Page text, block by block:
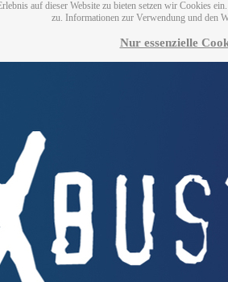
auf dieser Website zu bieten setzen wir Cookies
zu. Informationen zur Verwendung und den
Nur essenzielle